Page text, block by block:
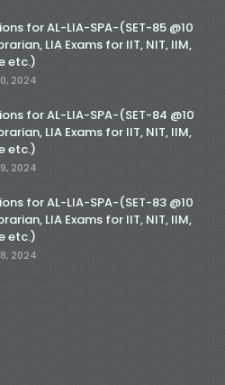
for AL-LIA-SPA-(SET-85 @10
LIA Exams for IIT, NIT, IIM,
etc.)
2024
for AL-LIA-SPA-(SET-84 @10
LIA Exams for IIT, NIT, IIM,
etc.)
2024
for AL-LIA-SPA-(SET-83 @10
LIA Exams for IIT, NIT, IIM,
etc.)
2024